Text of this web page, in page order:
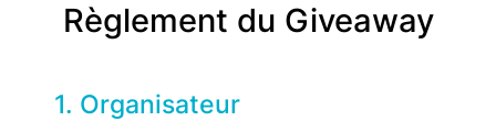
Règlement du Giveaway
1. Organisateur